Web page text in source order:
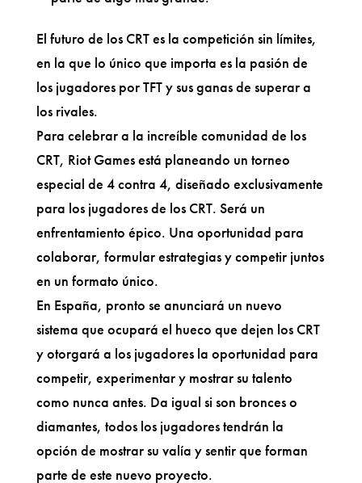
El futuro de los CRT es la competición sin límites,
en la que lo único que importa es la pasión de
los jugadores por TFT y sus ganas de superar a
los rivales.
Para celebrar a la increíble comunidad de los
CRT, Riot Games está planeando un torneo
especial de 4 contra 4, diseñado exclusivamente
para los jugadores de los CRT. Será un
enfrentamiento épico. Una oportunidad para
colaborar, formular estrategias y competir juntos
en un formato único.
En España, pronto se anunciará un nuevo
sistema que ocupará el hueco que dejen los CRT
y otorgará a los jugadores la oportunidad para
competir, experimentar y mostrar su talento
como nunca antes. Da igual si son bronces o
diamantes, todos los jugadores tendrán la
opción de mostrar su valía y sentir que forman
parte de este nuevo proyecto.